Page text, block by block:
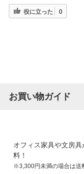
役に立った 0
お買い物ガイド
オフィス家具や文房
料！
※3,300円未満の場合は送